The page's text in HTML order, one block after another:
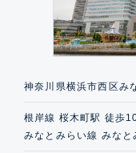
神奈川県横浜市西区み
根岸線 桜木町駅 徒歩
みなとみらい線 みな